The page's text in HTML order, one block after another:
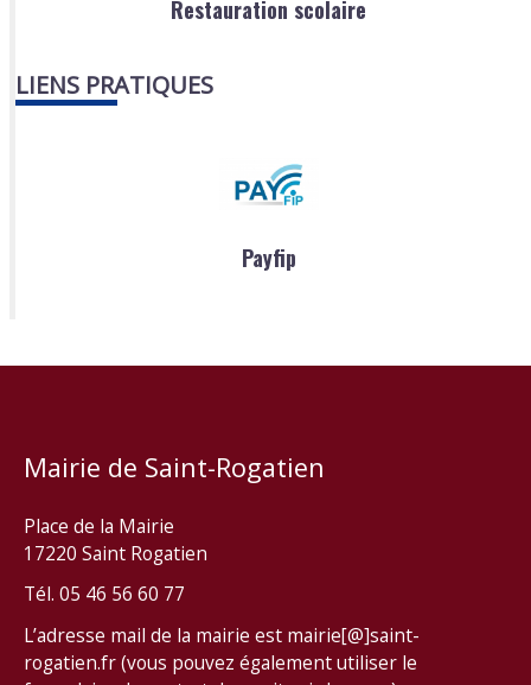
Restauration scolaire
LIENS PRATIQUES
Payfip
Mairie de Saint-Rogatien
Place de la Mairie
17220 Saint Rogatien
Tél. 05 46 56 60 77
L’adresse mail de la mairie est mairie[@]saint-
rogatien.fr (vous pouvez également utiliser le